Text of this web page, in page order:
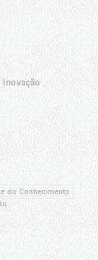
Inovação
do Conhecimento